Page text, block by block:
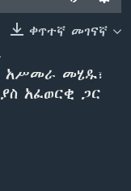
ቀጥተኛ መገናኛ
አሥመራ መሄዱ፣
አፈወርቂ ጋር